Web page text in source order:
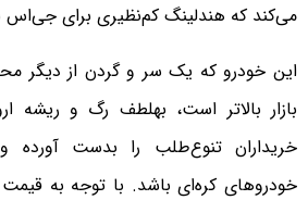
می‌کند که هندلینگ کم‌نظیری برای جی‌اس
این خودرو که یک سر و گردن از دیگر
بازار بالاتر است، بهلطف رگ و ریشه
خریداران تنوع‌طلب را بدست آورده